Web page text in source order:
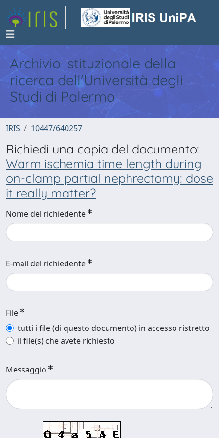
Archivio istituzionale della
ricerca dell'Università degli
Studi di Palermo
IRIS 10447/640257
Richiedi una copia del documento:
Warm ischemia time length during
on-clamp partial nephrectomy: dose
it really matter?
Nome del richiedente
E-mail del richiedente
File
tutti i file (di questo documento) in accesso ristretto
il file(s) che avete richiesto
Messaggio